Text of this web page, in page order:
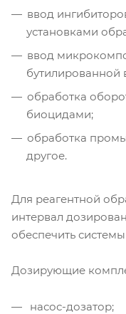
ввод
установками
ввод
бутилированной
обработка
биоцидами;
обработка
другое.
Для реагентной
интервал
обеспечить
Дозирующие
насос-дозатор;